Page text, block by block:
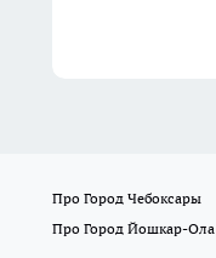
Про Город Чебоксары
Про Город Йошкар-Ола